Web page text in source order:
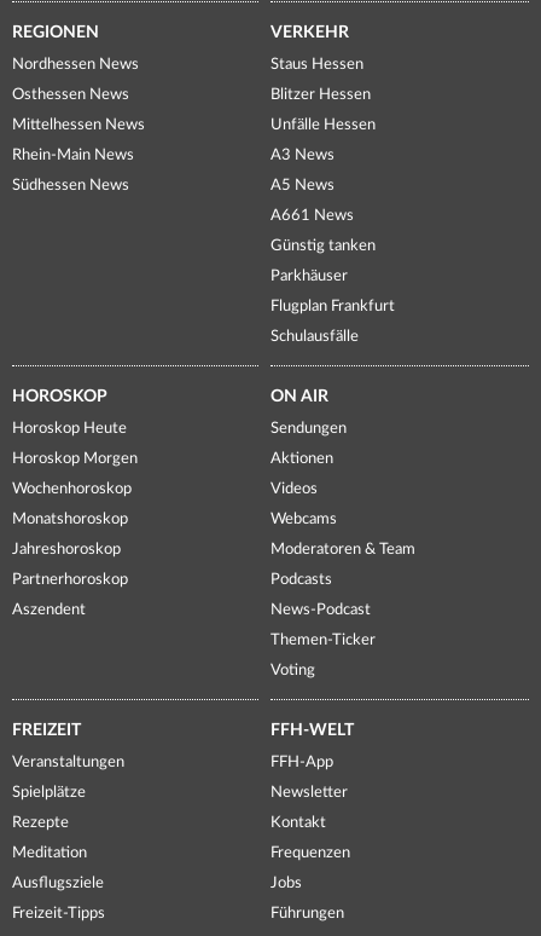
REGIONEN
Nordhessen News
Osthessen News
Mittelhessen News
Rhein-Main News
Südhessen News
VERKEHR
Staus Hessen
Blitzer Hessen
Unfälle Hessen
A3 News
A5 News
A661 News
Günstig tanken
Parkhäuser
Flugplan Frankfurt
Schulausfälle
HOROSKOP
Horoskop Heute
Horoskop Morgen
Wochenhoroskop
Monatshoroskop
Jahreshoroskop
Partnerhoroskop
Aszendent
ON AIR
Sendungen
Aktionen
Videos
Webcams
Moderatoren & Team
Podcasts
News-Podcast
Themen-Ticker
Voting
FREIZEIT
Veranstaltungen
Spielplätze
Rezepte
Meditation
Ausflugsziele
Freizeit-Tipps
FFH-WELT
FFH-App
Newsletter
Kontakt
Frequenzen
Jobs
Führungen